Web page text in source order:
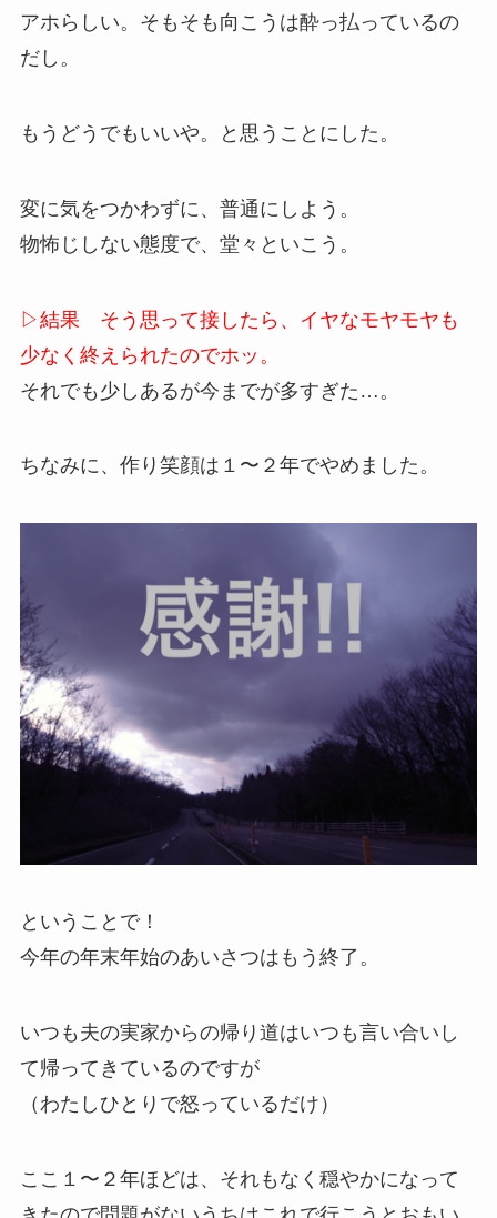
アホらしい。そもそも向こうは酔っ払っているの
だし。
もうどうでもいいや。と思うことにした。
変に気をつかわずに、普通にしよう。
物怖じしない態度で、堂々といこう。
▷結果 そう思って接したら、イヤなモヤモヤも
少なく終えられたのでホッ。
それでも少しあるが今までが多すぎた…。
ちなみに、作り笑顔は１〜２年でやめました。
ということで！
今年の年末年始のあいさつはもう終了。
いつも夫の実家からの帰り道はいつも言い合いし
て帰ってきているのですが
（わたしひとりで怒っているだけ）
ここ１〜２年ほどは、それもなく穏やかになって